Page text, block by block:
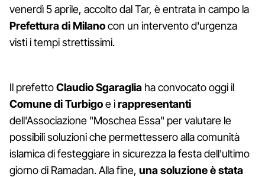
venerdì 5 aprile, accolto dal Tar, è entrata in campo la
Prefettura di Milanocon un intervento d'urgenza
visti i tempi strettissimi.
Il prefettoClaudio Sgaraglia ha convocato oggi il
Comune di Turbigoe irappresentanti
dell'Associazione "Moschea Essa" per valutare le
possibili soluzioni che permettessero alla comunità
islamica di festeggiare in sicurezza la festa dell'ultimo
giorno di Ramadan. Alla fine, una soluzione è stata